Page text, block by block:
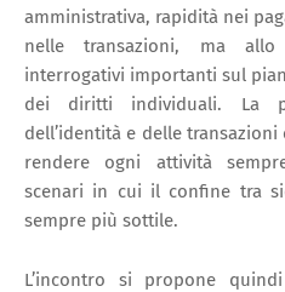
amministrativa, rapidità nei
nelle transazioni, ma allo
interrogativi importanti sul
dei diritti individuali. La
dell’identità e delle
rendere ogni attività
scenari in cui il confine tra
sempre più sottile.
L’incontro si propone